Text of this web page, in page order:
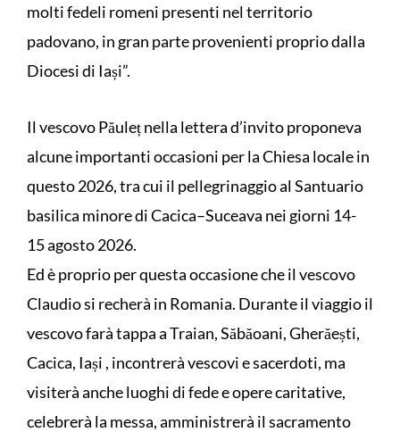
molti fedeli romeni presenti nel territorio
padovano, in gran parte provenienti proprio dalla
Diocesi di Iași”.
Il vescovo Păuleț nella lettera d’invito proponeva
alcune importanti occasioni per la Chiesa locale in
questo 2026, tra cui il pellegrinaggio al Santuario
basilica minore di Cacica–Suceava nei giorni 14-
15 agosto 2026.
Ed è proprio per questa occasione che il vescovo
Claudio si recherà in Romania. Durante il viaggio il
vescovo farà tappa a Traian, Săbăoani, Gherăești,
Cacica, Iași , incontrerà vescovi e sacerdoti, ma
visiterà anche luoghi di fede e opere caritative,
celebrerà la messa, amministrerà il sacramento